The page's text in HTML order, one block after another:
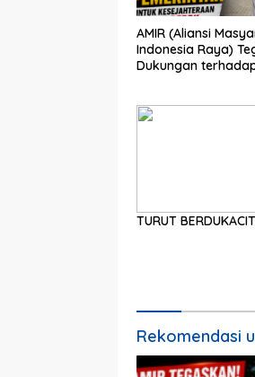
AMIR (Aliansi
Indonesia Raya)
Dukungan
TURUT
Rekomendasi